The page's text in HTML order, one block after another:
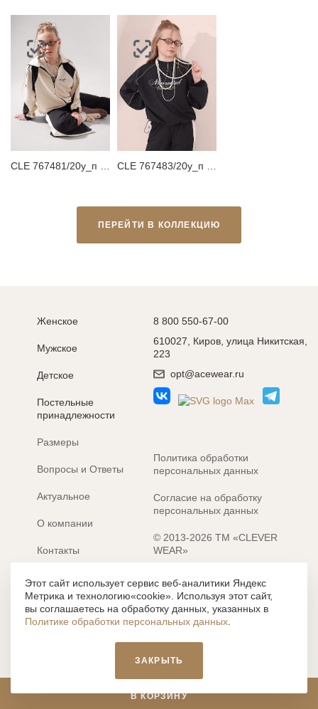
В КОРЗИНУ
ПЕРЕЙТИ В КОЛЛЕКЦИЮ
Женское
Мужское
Детское
Постельные
принадлежности
Размеры
Вопросы и Ответы
Актуальное
О компании
Контакты
Электронные каталоги
8 800 550-67-00
610027, Киров, улица Никитская,
223
opt@acewear.ru
Политика обработки
персональных данных
Согласие на обработку
персональных данных
© 2013-2026 ТМ «CLEVER
WEAR»
Разработка сайта: MACHAON
Все содержание, представленное или отраженное на сайте
https://clever-style.ru, включая, но не ограничиваясь, текстом,
графикой, фотографиями, иллюстрациями и т.д., являются
объектами авторского права, использование которых, без
письменного разрешения администрации и без активной
влечет наложение ответственности с действующим
законодательством РФ.
Этот сайт использует сервис веб-аналитики Яндекс
Метрика и технологию«cookie». Используя этот сайт,
вы соглашаетесь на обработку данных, указанных в
Политике обработки персональных данных
ЗАКРЫТЬ